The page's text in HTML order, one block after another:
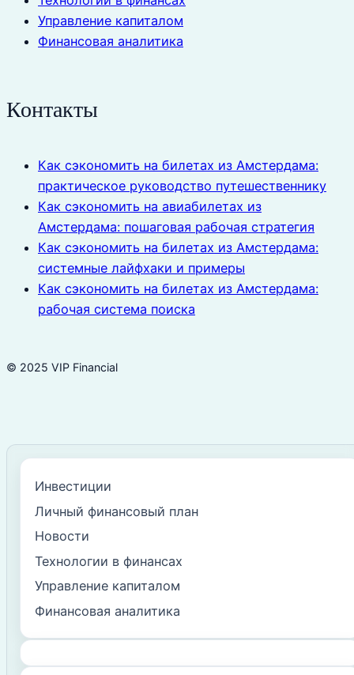
Управление капиталом
Финансовая аналитика
Контакты
Как сэкономить на билетах из Амстердама:
практическое руководство путешественнику
Как сэкономить на авиабилетах из
Амстердама: пошаговая рабочая стратегия
Как сэкономить на билетах из Амстердама:
системные лайфхаки и примеры
Как сэкономить на билетах из Амстердама:
рабочая система поиска
© 2025 VIP Financial
Инвестиции
Личный финансовый план
Новости
Технологии в финансах
Управление капиталом
Финансовая аналитика